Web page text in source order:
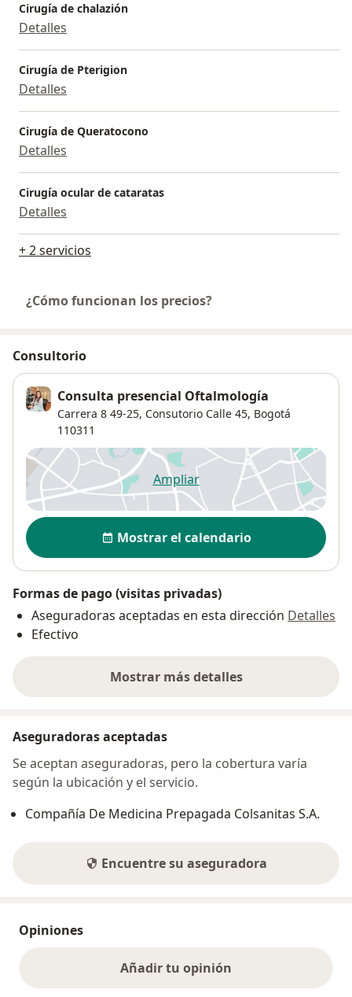
Cirugía de chalazión
Detalles
Cirugía de Pterigion
Detalles
Cirugía de Queratocono
Detalles
Cirugía ocular de cataratas
Detalles
+ 2 servicios
¿Cómo funcionan los precios?
Consultorio
Consulta presencial Oftalmología
Carrera 8 49-25, Consutorio Calle 45, Bogotá
110311
Ampliarse abre en una nueva
Disponibilidad
Mostrar el calendario
Formas de pago (visitas privadas)
Aseguradoras aceptadas en esta dirección Detalles
Efectivo
Mostrar más detalles
sobre la dirección
Aseguradoras aceptadas
Se aceptan aseguradoras, pero la cobertura varía
según la ubicación y el servicio.
Compañía De Medicina Prepagada Colsanitas S.A.
Encuentre su aseguradora
Opiniones
Añadir tu opinión